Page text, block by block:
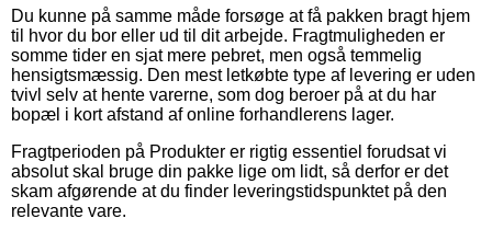
Du kunne på samme måde forsøge at få pakken bragt hjem
til hvor du bor eller ud til dit arbejde. Fragtmuligheden er
somme tider en sjat mere pebret, men også temmelig
hensigtsmæssig. Den mest letkøbte type af levering er uden
tvivl selv at hente varerne, som dog beroer på at du har
bopæl i kort afstand af online forhandlerens lager.
Fragtperioden på Produkter er rigtig essentiel forudsat vi
absolut skal bruge din pakke lige om lidt, så derfor er det
skam afgørende at du finder leveringstidspunktet på den
relevante vare.